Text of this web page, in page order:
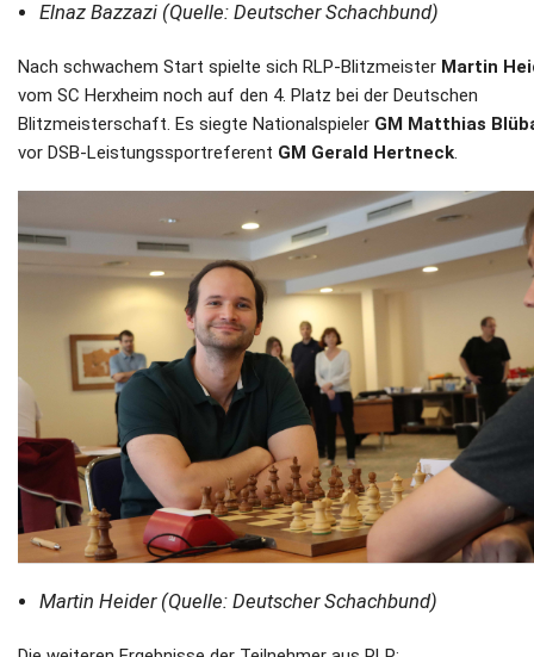
Elnaz Bazzazi (Quelle: Deutscher Schachbund)
Nach schwachem Start spielte sich RLP-Blitzmeister Martin
vom SC Herxheim noch auf den 4. Platz bei der Deutschen
Blitzmeisterschaft. Es siegte Nationalspieler GM Matthias
vor DSB-Leistungssportreferent GM Gerald Hertneck.
Martin Heider (Quelle: Deutscher Schachbund)